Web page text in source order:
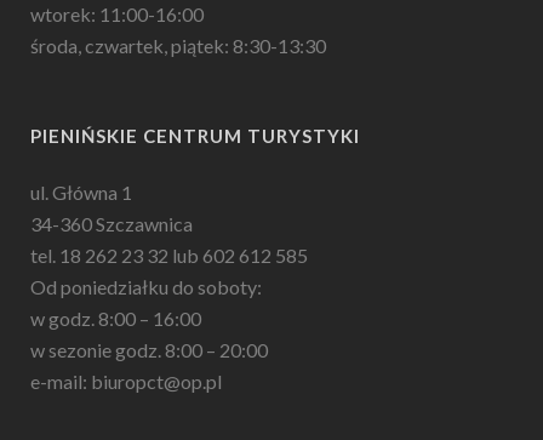
wtorek: 11:00-16:00
środa, czwartek, piątek: 8:30-13:30
PIENIŃSKIE CENTRUM TURYSTYKI
ul. Główna 1
34-360 Szczawnica
tel. 18 262 23 32 lub 602 612 585
Od poniedziałku do soboty:
w godz. 8:00 – 16:00
w sezonie godz. 8:00 – 20:00
e-mail: biuropct@op.pl